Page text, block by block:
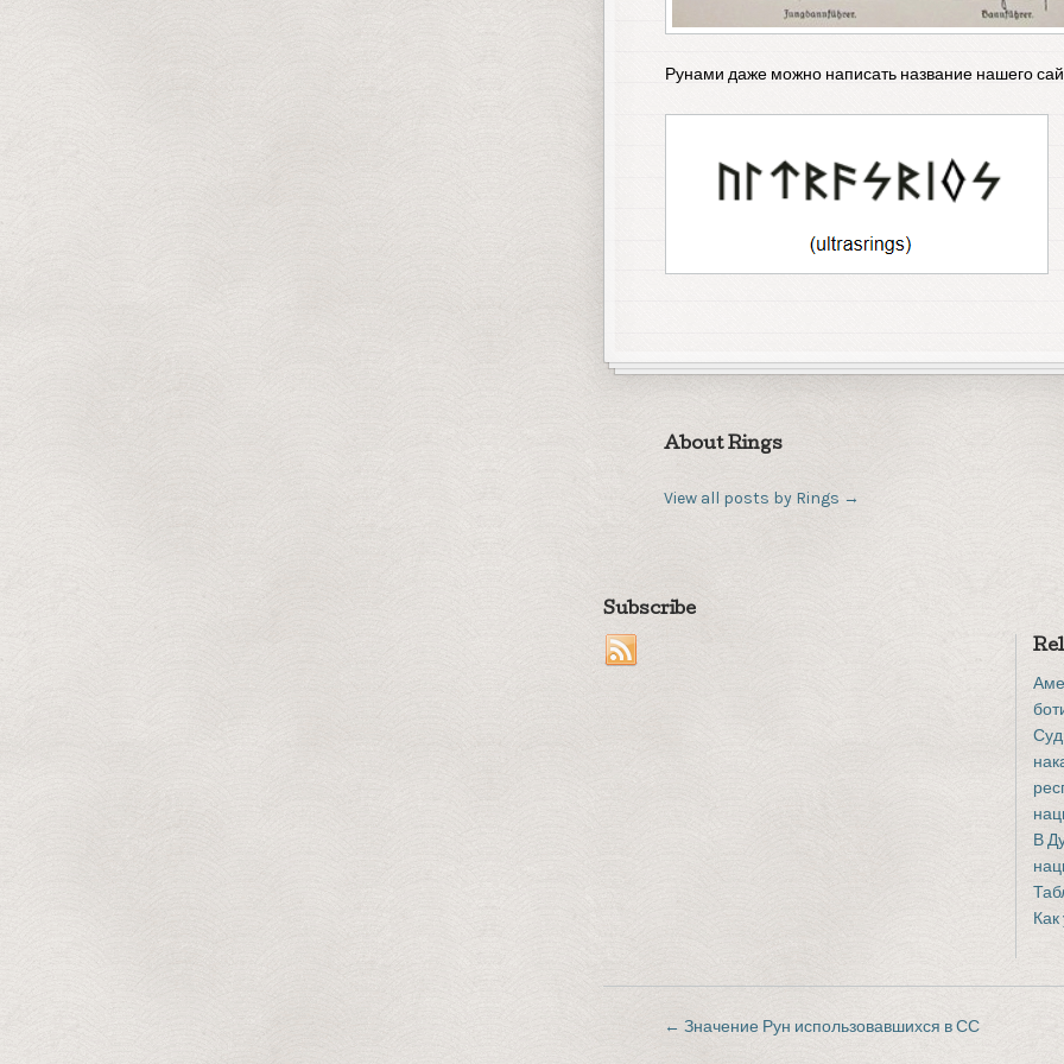
Рунами даже можно написать название нашего
About Rings
View all posts by Rings →
Subscribe
В
Как
← Значение Рун использовавшихся в СС